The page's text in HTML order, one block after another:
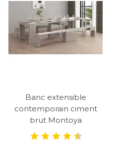
Banc extensible
contemporain ciment
brut Montoya